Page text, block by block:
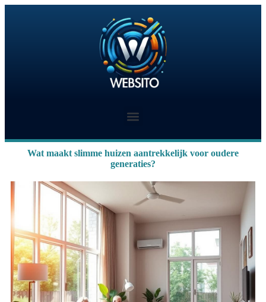
Wat maakt slimme huizen aantrekkelijk voor oudere
generaties?